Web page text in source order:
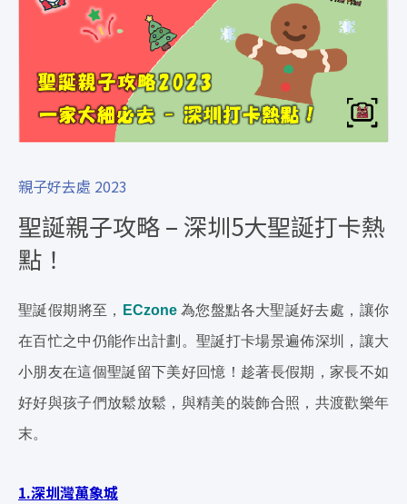
親子好去處 2023
聖誕親子攻略 – 深圳5大聖誕打卡熱
點！
聖誕假期將至， ECzone 為您盤點各大聖誕好去處，讓你
在百忙之中仍能作出計劃。聖誕打卡場景遍佈深圳，讓大
小朋友在這個聖誕留下美好回憶！趁著長假期，家長不如
好好與孩子們放鬆放鬆，與精美的裝飾合照，共渡歡樂年
末。
1.深圳灣萬象城